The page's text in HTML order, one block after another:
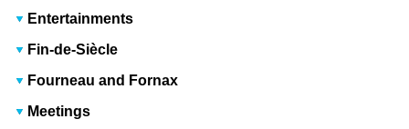
Entertainments
Fin-de-Siècle
Fourneau and Fornax
Meetings